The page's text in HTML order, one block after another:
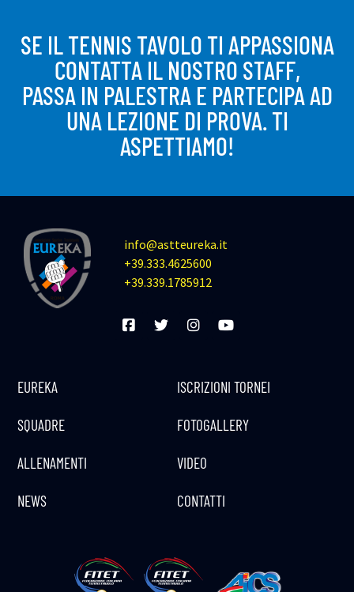
SE IL TENNIS TAVOLO TI APPASSIONA
CONTATTA IL NOSTRO STAFF,
PASSA IN PALESTRA E PARTECIPA AD
UNA LEZIONE DI PROVA. TI
ASPETTIAMO!
info@astteureka.it
+39.333.4625600
+39.339.1785912
EUREKA
SQUADRE
ALLENAMENTI
NEWS
ISCRIZIONI TORNEI
FOTOGALLERY
VIDEO
CONTATTI